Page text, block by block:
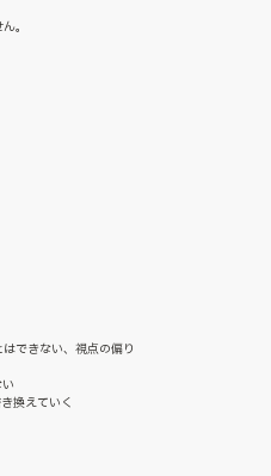
。
できない、視点の偏り
換えていく